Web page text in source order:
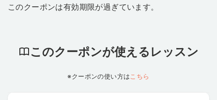
このクーポンは有効期限が過ぎています。
このクーポンが使えるレッスン
※クーポンの使い方はこちら